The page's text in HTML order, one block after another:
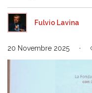
Fulvio Lavina
20 Novembre 2025